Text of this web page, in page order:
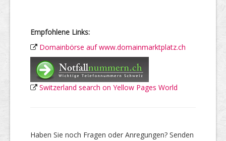
Empfohlene Links:
Domainbörse auf www.domainmarktplatz.ch
Switzerland search on Yellow Pages World
Haben Sie noch Fragen oder Anregungen? Senden